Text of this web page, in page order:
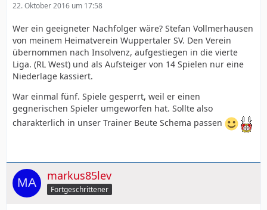
22. Oktober 2016 um 17:58
Wer ein geeigneter Nachfolger wäre? Stefan Vollmerhausen
von meinem Heimatverein Wuppertaler SV. Den Verein
übernommen nach Insolvenz, aufgestiegen in die vierte
Liga. (RL West) und als Aufsteiger von 14 Spielen nur eine
Niederlage kassiert.
War einmal fünf. Spiele gesperrt, weil er einen
gegnerischen Spieler umgeworfen hat. Sollte also
charakterlich in unser Trainer Beute Schema passen
markus85lev
Fortgeschrittener